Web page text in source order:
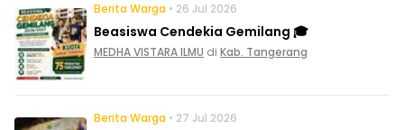
Berita Warga • 26 Jul 2026
Beasiswa Cendekia Gemilang 🎓
MEDHA VISTARA ILMU di Kab. Tangerang
Berita Warga • 27 Jul 2026